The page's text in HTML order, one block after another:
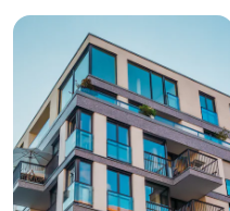
Buscar departamentos